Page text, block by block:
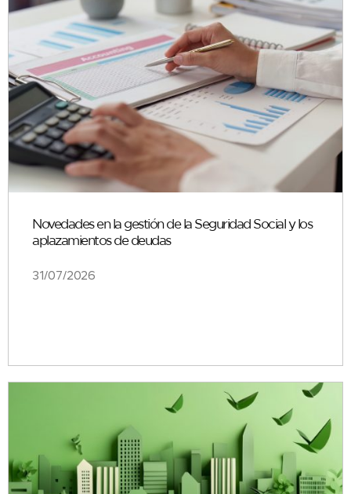
Novedades en la gestión de la Seguridad Social y los
aplazamientos de deudas
31/07/2026